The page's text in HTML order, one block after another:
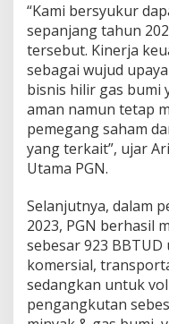
p
a
n
j
a
n
g
T
a
2
0
2
3
“Kami bersyukur
sepanjang tahun
tersebut. Kinerja
sebagai wujud
bisnis hilir gas bumi
aman namun tetap
pemegang saham
yang terkait”, ujar
Utama PGN.
Selanjutnya, dalam
2023, PGN berhasil
sebesar 923
komersial,
sedangkan untuk
pengangkutan